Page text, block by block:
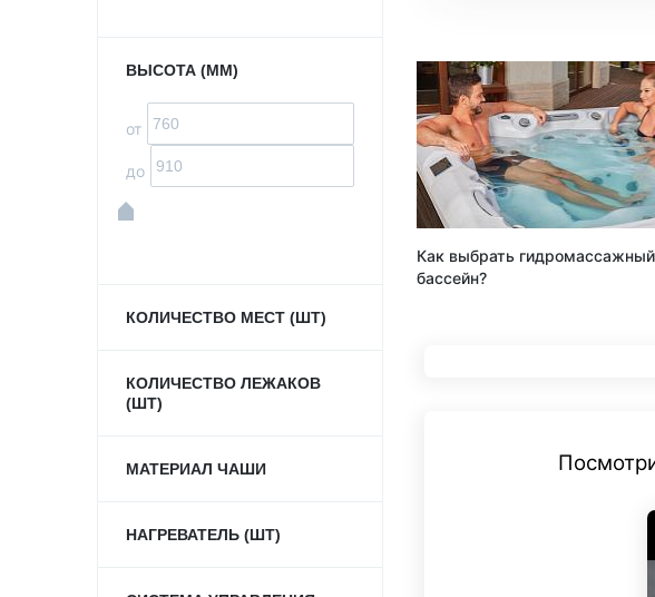
ВЫСОТА (ММ)
от
до
КОЛИЧЕСТВО МЕСТ (ШТ)
КОЛИЧЕСТВО ЛЕЖАКОВ
(ШТ)
МАТЕРИАЛ ЧАШИ
НАГРЕВАТЕЛЬ (ШТ)
Как выбрать
бассейн?